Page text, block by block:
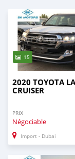
15
2020 TOYOTA
CRUISER
PRIX
Négociable
Import - Dubai